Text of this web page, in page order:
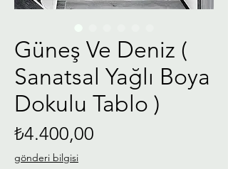
Güneş Ve Deniz (
Sanatsal Yağlı Boya
Dokulu Tablo )
₺4.400,00
gönderi bilgisi